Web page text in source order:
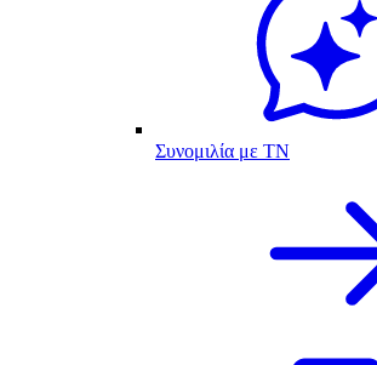
Συνομιλία με ΤΝ